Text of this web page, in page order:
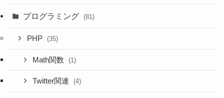
プログラミング (81)
PHP (35)
Math関数 (1)
Twitter関連 (4)